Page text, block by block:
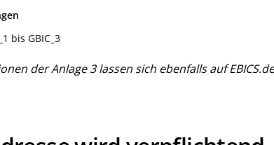
bis GBIC_3
der Anlage 3 lassen sich ebenfalls auf